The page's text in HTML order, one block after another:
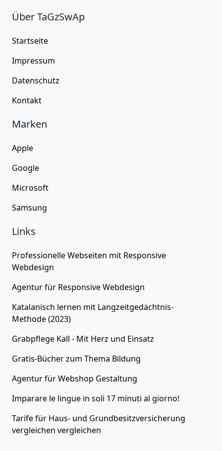
Über TaGzSwAp
Startseite
Impressum
Datenschutz
Kontakt
Marken
Apple
Google
Microsoft
Samsung
Links
Professionelle Webseiten mit Responsive
Webdesign
Agentur für Responsive Webdesign
Katalanisch lernen mit Langzeitgedächtnis-
Methode (2023)
Grabpflege Kall - Mit Herz und Einsatz
Gratis-Bücher zum Thema Bildung
Agentur fürWebshop Gestaltung
Imparare le lingue in soli 17 minuti al giorno!
Tarife für Haus- und Grundbesitzversicherung
vergleichen vergleichen